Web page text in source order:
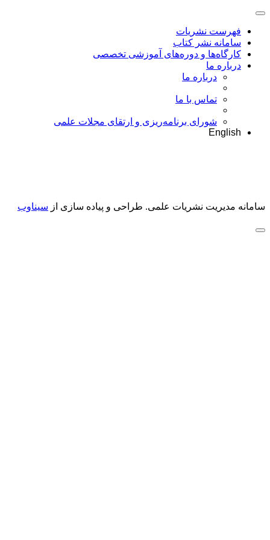
فهرست نشریات
سامانه نشر کتاب
کارگاه‌ها و دوره‌های آموزشی تخصصی
درباره ما
درباره ما
تماس با ما
شورای برنامه‌ریزی و ارتقای مجلات علمی
English
سامانه مدیریت نشریات علمی. طراحی و پیاده سازی از سیناوب